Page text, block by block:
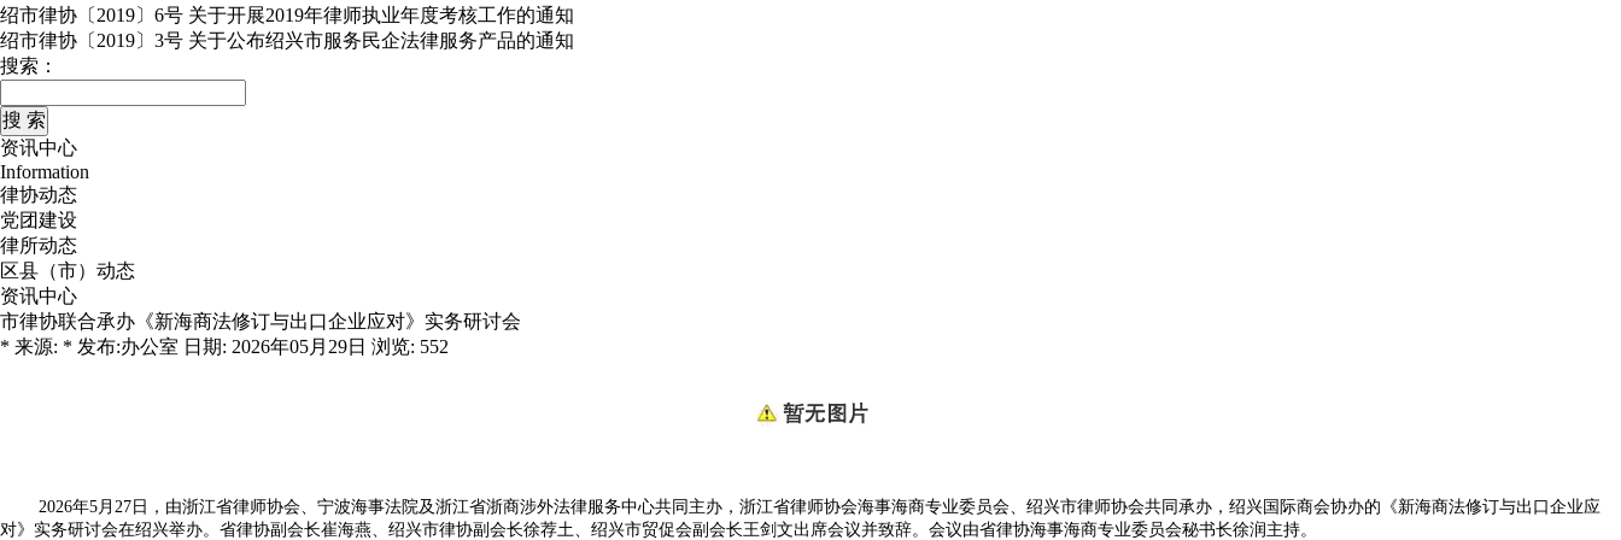
绍市律协〔2019〕6号 关于开展2019年律师执业年度考核工作的通知
绍市律协〔2019〕3号 关于公布绍兴市服务民企法律服务产品的通知
搜索：
资讯中心
Information
律协动态
党团建设
律所动态
区县（市）动态
资讯中心
市律协联合承办《新海商法修订与出口企业应对》实务研讨会
* 来源: * 发布:办公室 日期: 2026年05月29日 浏览: 552
2026年5月27日，由浙江省律师协会、宁波海事法院及浙江省浙商涉外法律服务中心共同主办，浙江省律师协会海事海商专业委员会、绍兴市律师协会共同承办，绍兴国际商会协办的《新海商法修订与出口企业应
对》实务研讨会在绍兴举办。省律协副会长崔海燕、绍兴市律协副会长徐荐土、绍兴市贸促会副会长王剑文出席会议并致辞。会议由省律协海事海商专业委员会秘书长徐润主持。